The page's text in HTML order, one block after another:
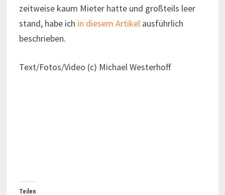
zeitweise kaum Mieter hatte und großteils leer
stand, habe ich in diesem Artikelausführlich
beschrieben.
Text/Fotos/Video (c) Michael Westerhoff
Teilen